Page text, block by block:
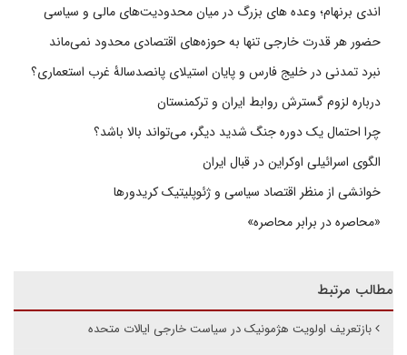
اندی برنهام؛ وعده های بزرگ در میان محدودیت‌های مالی و سیاسی
حضور هر قدرت خارجی تنها به حوزه‌های اقتصادی محدود نمی‌ماند
نبرد تمدنی در خلیج فارس و پایان استیلای پانصدسالۀ غرب استعماری؟
درباره لزوم گسترش روابط ایران و ترکمنستان
چرا احتمال یک دوره جنگ شدید دیگر، می‌تواند بالا باشد؟
الگوی اسرائیلی اوکراین در قبال ایران
خوانشی از منظر اقتصاد سیاسی و ژئوپلیتیک کریدورها
«محاصره در برابر محاصره»
مطالب مرتبط
بازتعریف اولویت هژمونیک در سیاست خارجی ایالات متحده